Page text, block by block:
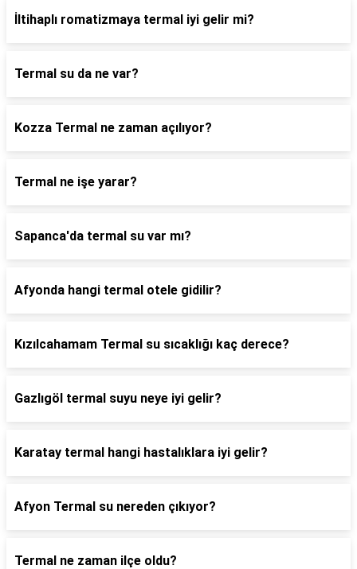
İltihaplı romatizmaya termal iyi gelir mi?
Termal su da ne var?
Kozza Termal ne zaman açılıyor?
Termal ne işe yarar?
Sapanca'da termal su var mı?
Afyonda hangi termal otele gidilir?
Kızılcahamam Termal su sıcaklığı kaç derece?
Gazlıgöl termal suyu neye iyi gelir?
Karatay termal hangi hastalıklara iyi gelir?
Afyon Termal su nereden çıkıyor?
Termal ne zaman ilçe oldu?